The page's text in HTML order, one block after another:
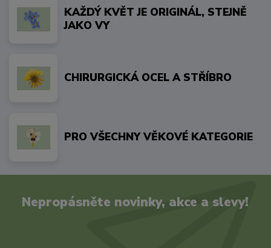
KAŽDÝ KVĚT JE ORIGINÁL, STEJNĚ
JAKO VY
CHIRURGICKÁ OCEL A STŘÍBRO
PRO VŠECHNY VĚKOVÉ KATEGORIE
Nepropásněte novinky, akce a slevy!